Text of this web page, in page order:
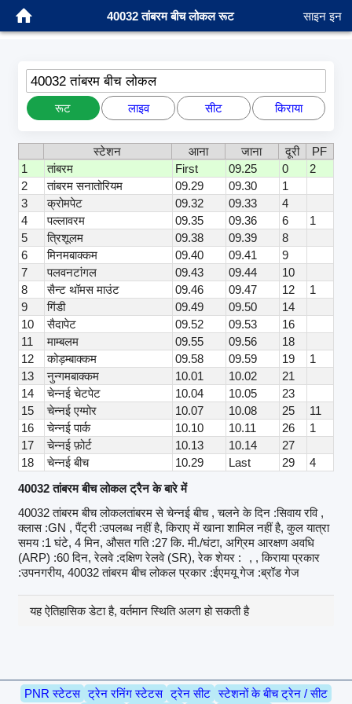
40032 तांबरम बीच लोकल रूट साइन इन
40032 तांबरम बीच लोकल
रूट लाइव सीट किराया
स्टेशन आना जाना दूरी
PF
1
तांबरम First 09.25 0
2
2
तांबरम सनातोरियम 09.29 09.30
1
3
क्रोमपेट 09.32 09.33
4
4
पल्लावरम 09.35 09.36 6
1
5
त्रिशूलम 09.38 09.39
8
6
मिनमबाक्कम 09.40 09.41
9
7
पलवनटांगल 09.43 09.44
10
8
सैन्ट थॉमस माउंट 09.46 09.47 12
1
9
गिंडी 09.49 09.50
14
10
सैदापेट 09.52 09.53
16
11
माम्बलम 09.55 09.56
18
12
कोड़म्बाक्कम 09.58 09.59 19
1
13
नुन्गमबाक्कम 10.01 10.02
21
14
चेन्नई चेटपेट 10.04 10.05
23
15
चेन्नई एग्मोर 10.07 10.08 25
11
16
चेन्नई पार्क 10.10 10.11 26
1
17
चेन्नई फ़ोर्ट 10.13 10.14
27
18
चेन्नई बीच 10.29 Last 29
4
40032 तांबरम बीच लोकल ट्रैन के बारे में
40032 तांबरम बीच लोकलतांबरम से चेन्नई बीच , चलने के दिन :सिवाय रवि ,
क्लास :GN , पैंट्री :उपलब्ध नहीं है, किराए में खाना शामिल नहीं है, कुल यात्रा
समय :1 घंटे, 4 मिन, औसत गति :27 कि. मी./घंटा, अग्रिम आरक्षण अवधि
(ARP) :60 दिन, रेलवे :दक्षिण रेलवे (SR), रेक शेयर :
, , किराया प्रकार
:उपनगरीय, 40032 तांबरम बीच लोकल प्रकार :ईएमयू गेज :ब्रॉड गेज
यह ऐतिहासिक डेटा है, वर्तमान स्थिति अलग हो सकती है
PNR स्टेटस ट्रेन रनिंग स्टेटस ट्रेन सीट स्टेशनों के बीच ट्रेन / सीट